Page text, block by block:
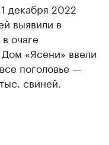
декабря 2022
выявили в
очаге
«Ясени» ввели
поголовье —
свиней.